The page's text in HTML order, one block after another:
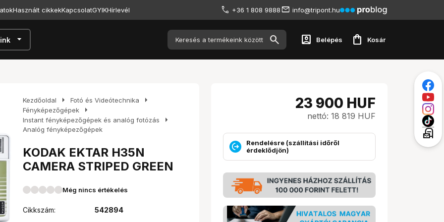
Használt cikkekKapcsolatGYIKHírlevél +36 1 808 9888 info@tripont.hu
arrow_drop_down account_box Belépés shopping_bag Kosár
Kezdőoldal arrow_right Fotó és Videótechnika arrow_right
Fényképezőgépek arrow_right
Instant fényképezőgépek és analóg fotózás arrow_right
Analóg fényképezőgépek
KODAK EKTAR H35N
CAMERA STRIPED GREEN
Még nincs értékelés
Cikkszám:
542894
23 900 HUF
nettó: 18 819 HUF
Rendelésre (szállítási időről
érdeklődjön)
local_post_office